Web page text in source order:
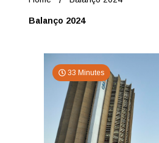
Balanço 2024
33 Minutes